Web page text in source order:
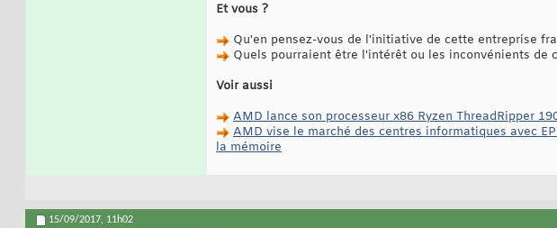
Et vous ?
Qu'en pensez-vous de l'initiative de cette entreprise
Quels pourraient être l'intérêt ou les inconvénients
Voir aussi
AMD lance son processeur x86 Ryzen ThreadRipper
AMD vise le marché des centres informatiques avec
la mémoire
15/09/2017, 11h02